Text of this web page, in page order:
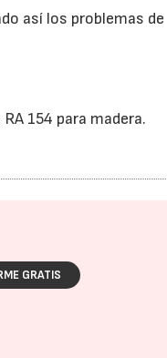
así los problemas de
154 para madera.
GRATIS